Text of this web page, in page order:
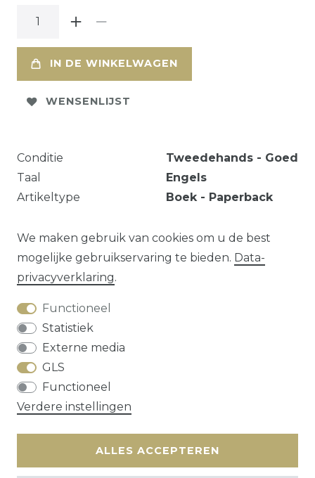
IN DE WINKELWAGEN
WENSENLIJST
Conditie
Tweedehands - Goed
Taal
Engels
Artikeltype
Boek - Paperback
mathematics review
Vraag over dit artikel?
We maken gebruik van cookies om u de best
mogelijke gebruikservaring te bieden. Data­
privacy­verklaring.
Functioneel
Statistiek
Externe media
GLS
Functioneel
Verdere instellingen
ALLES ACCEPTEREN